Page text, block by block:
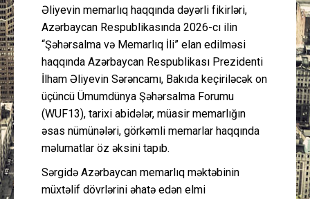
Əliyevin memarlıq haqqında dəyərli fikirləri,
Azərbaycan Respublikasında 2026-cı ilin
“Şəhərsalma və Memarlıq İli” elan edilməsi
haqqında Azərbaycan Respublikası Prezidenti
İlham Əliyevin Sərəncamı, Bakıda keçiriləcək on
üçüncü Ümumdünya Şəhərsalma Forumu
(WUF13), tarixi abidələr, müasir memarlığın
əsas nümünələri, görkəmli memarlar haqqında
məlumatlar öz əksini tapıb.
Sərgidə Azərbaycan memarlıq məktəbinin
müxtəlif dövrlərini əhatə edən elmi